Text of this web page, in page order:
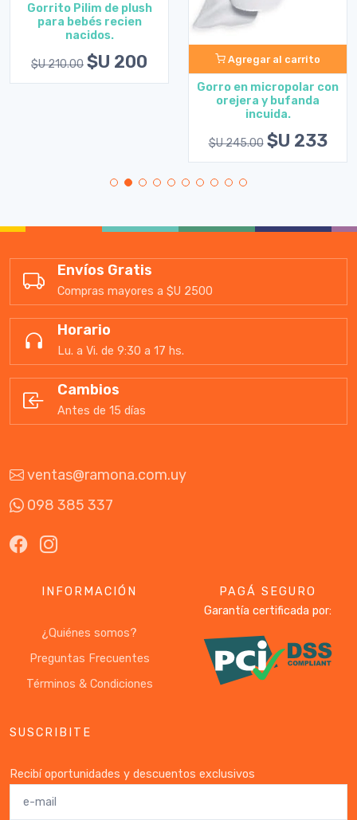
Gorrito Pilim de plush
para bebés recien
nacidos.
$U 210.00 $U 200 Agregar al carrito
Gorro en micropolar con
orejera y bufanda
incuida.
$U 245.00 $U 233
Envíos Gratis
Compras mayores a $U 2500
Horario
Lu. a Vi. de 9:30 a 17 hs.
Cambios
Antes de 15 días
ventas@ramona.com.uy
098 385 337
INFORMACIÓN
¿Quiénes somos?
Preguntas Frecuentes
Términos & Condiciones
PAGÁ SEGURO
Garantía certificada por:
SUSCRIBITE
Recibí oportunidades y descuentos exclusivos